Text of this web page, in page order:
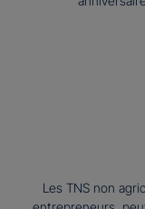
Les TNS non